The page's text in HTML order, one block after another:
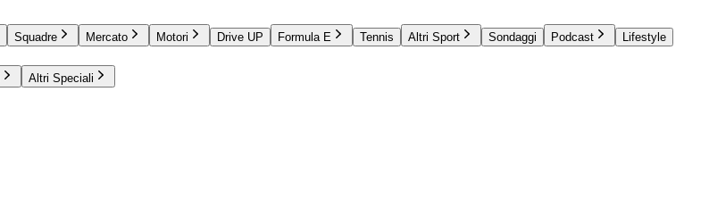
Squadre Mercato Motori Drive UP Formula E Tennis Altri Sport Sondaggi Podcast
Lifestyle
Altri Speciali